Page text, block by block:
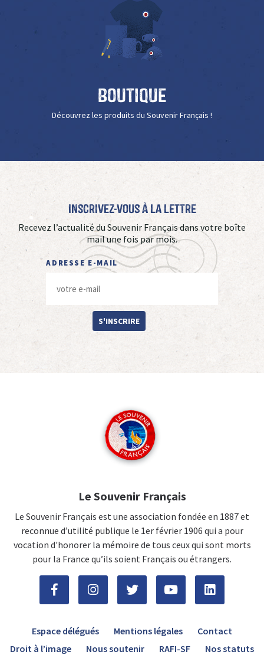
Boutique
Découvrez les produits du Souvenir Français !
Inscrivez-vous à La Lettre
Recevez l’actualité du Souvenir Français dans votre boîte
mail une fois par mois.
ADRESSE E-MAIL
S'INSCRIRE
Le Souvenir Français
Le Souvenir Français est une association fondée en 1887 et
reconnue d’utilité publique le 1er février 1906 qui a pour
vocation d'honorer la mémoire de tous ceux qui sont morts
pour la France qu’ils soient Français ou étrangers.
Espace délégués Mentions légales
Contact
Droit à l’image
Nous soutenir RAFI-SF Nos statuts